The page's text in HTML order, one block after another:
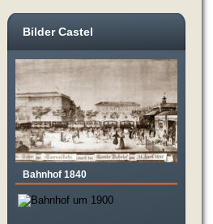
Bilder Castel
Bahnhof 1840